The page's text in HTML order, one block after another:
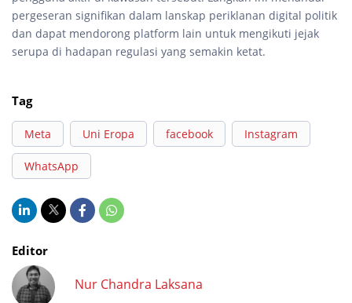
pergeseran signifikan dalam lanskap periklanan digital politik
dan dapat mendorong platform lain untuk mengikuti jejak
serupa di hadapan regulasi yang semakin ketat.
Tag
Meta Uni Eropa facebook Instagram
WhatsApp
Editor
Nur Chandra Laksana